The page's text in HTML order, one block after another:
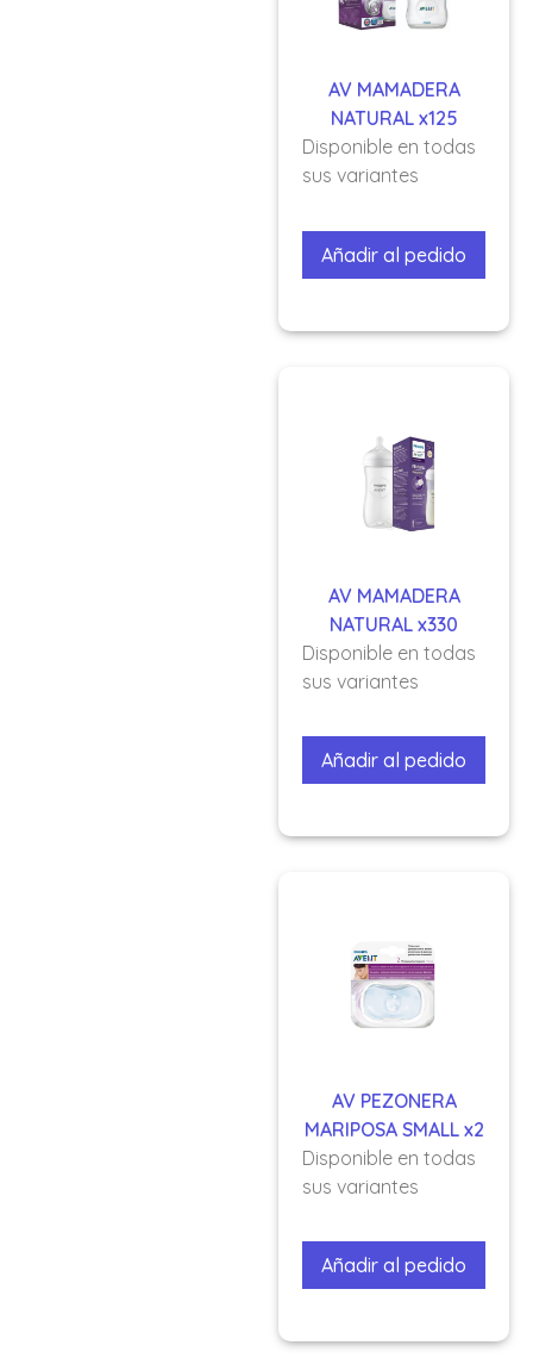
AV MAMADERA
NATURAL x125
Disponible en todas
sus variantes
Añadir al pedido
AV MAMADERA
NATURAL x330
Disponible en todas
sus variantes
Añadir al pedido
AV PEZONERA
MARIPOSA SMALL x2
Disponible en todas
sus variantes
Añadir al pedido